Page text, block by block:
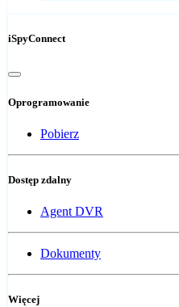
iSpyConnect
Oprogramowanie
Pobierz
Dostęp zdalny
Agent DVR
Dokumenty
Więcej